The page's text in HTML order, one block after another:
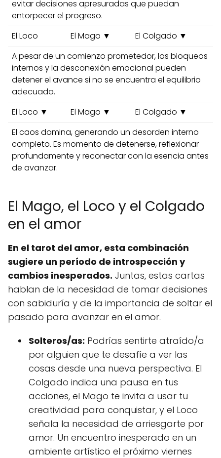
evitar decisiones apresuradas que puedan
entorpecer el progreso.
El Loco
El Mago ▼
El Colgado ▼
A pesar de un comienzo prometedor, los bloqueos
internos y la desconexión emocional pueden
detener el avance si no se encuentra el equilibrio
adecuado.
El Loco ▼
El Mago ▼
El Colgado ▼
El caos domina, generando un desorden interno
completo. Es momento de detenerse, reflexionar
profundamente y reconectar con la esencia antes
de avanzar.
El Mago, el Loco y el Colgado
en el amor
En el tarot del amor, esta combinación
sugiere un período de introspección y
cambios inesperados. Juntas, estas cartas
hablan de la necesidad de tomar decisiones
con sabiduría y de la importancia de soltar el
pasado para avanzar en el amor.
Solteros/as: Podrías sentirte atraído/a
por alguien que te desafíe a ver las
cosas desde una nueva perspectiva. El
Colgado indica una pausa en tus
acciones, el Mago te invita a usar tu
creatividad para conquistar, y el Loco
señala la necesidad de arriesgarte por
amor. Un encuentro inesperado en un
ambiente artístico el próximo viernes